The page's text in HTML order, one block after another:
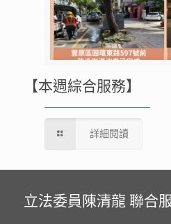
【本週綜合服務】
詳細閱讀
立法委員陳清龍 聯合